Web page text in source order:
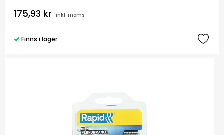
175,93 kr inkl. moms
Finns i lager